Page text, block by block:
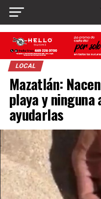
LOCAL
Mazatlán:
playa y
ayudarlas